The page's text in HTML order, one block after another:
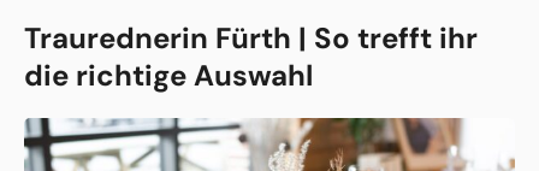
Traurednerin Fürth | So trefft ihr
die richtige Auswahl